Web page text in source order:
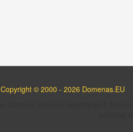
Copyright © 2000 - 2026 Domenas.EU